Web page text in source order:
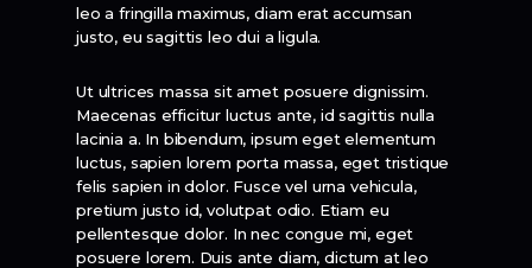
leo a fringilla maximus, diam erat accumsan
justo, eu sagittis leo dui a ligula.
Ut ultrices massa sit amet posuere dignissim.
Maecenas efficitur luctus ante, id sagittis nulla
lacinia a. In bibendum, ipsum eget elementum
luctus, sapien lorem porta massa, eget tristique
felis sapien in dolor. Fusce vel urna vehicula,
pretium justo id, volutpat odio. Etiam eu
pellentesque dolor. In nec congue mi, eget
posuere lorem. Duis ante diam, dictum at leo